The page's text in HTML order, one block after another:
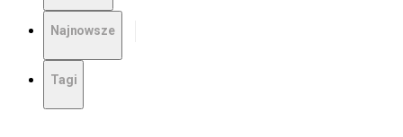
Najnowsze
Tagi